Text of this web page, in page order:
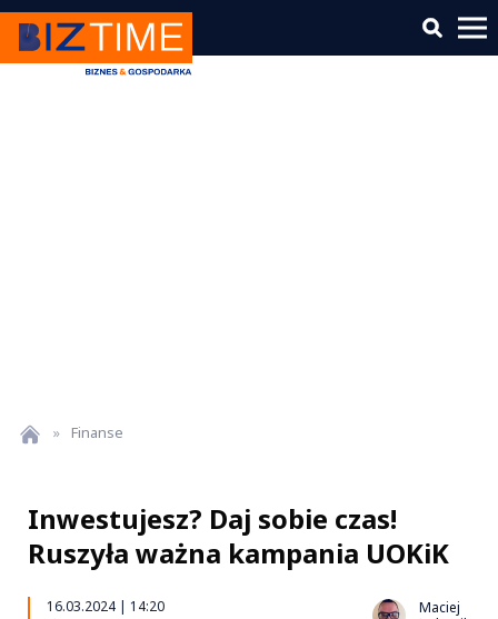
» Finanse
Inwestujesz? Daj sobie czas!
Ruszyła ważna kampania UOKiK
16.03.2024 | 14:20
Maciej